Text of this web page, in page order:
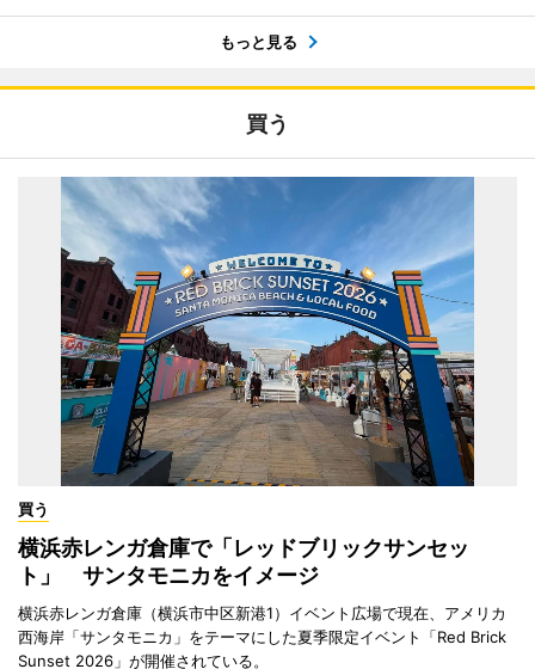
もっと見る
買う
買う
横浜赤レンガ倉庫で「レッドブリックサンセッ
ト」 サンタモニカをイメージ
横浜赤レンガ倉庫（横浜市中区新港1）イベント広場で現在、アメリカ
西海岸「サンタモニカ」をテーマにした夏季限定イベント「Red Brick
Sunset 2026」が開催されている。